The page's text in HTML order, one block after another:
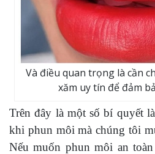
Và điều quan trọng là cần
xăm uy tín để đảm
Trên đây là một số bí quyết
khi phun môi mà chúng tôi
Nếu muốn phun môi an